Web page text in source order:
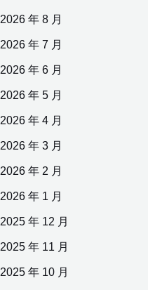
2026 年 8 月
2026 年 7 月
2026 年 6 月
2026 年 5 月
2026 年 4 月
2026 年 3 月
2026 年 2 月
2026 年 1 月
2025 年 12 月
2025 年 11 月
2025 年 10 月